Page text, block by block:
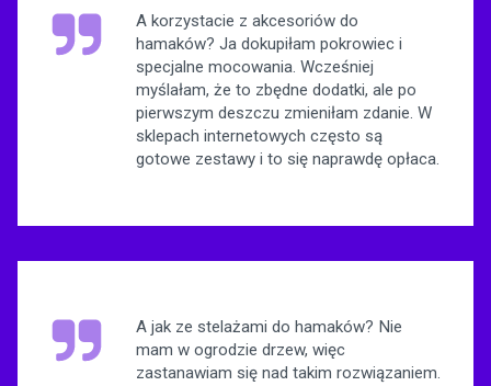
A korzystacie z akcesoriów do
hamaków? Ja dokupiłam pokrowiec i
specjalne mocowania. Wcześniej
myślałam, że to zbędne dodatki, ale po
pierwszym deszczu zmieniłam zdanie. W
sklepach internetowych często są
gotowe zestawy i to się naprawdę opłaca.
A jak ze stelażami do hamaków? Nie
mam w ogrodzie drzew, więc
zastanawiam się nad takim rozwiązaniem.